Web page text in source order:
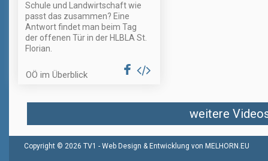
Schule und Landwirtschaft wie
passt das zusammen? Eine
Antwort findet man beim Tag
der offenen Tür in der HLBLA St.
Florian.
OÖ im Überblick
weitere
Copyright © 2026 TV1 - Web Design & Entwicklung von MELHORN.EU